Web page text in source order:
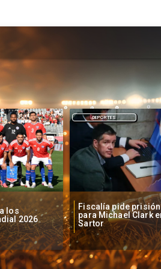
Fiscalía pide prisión
para Michael Clark en Caso
Sartor
DEPORTES